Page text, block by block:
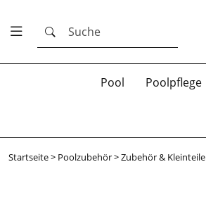
Suche
Pool Poolpflege
Startseite> Poolzubehör>Zubehör & Kleinteile